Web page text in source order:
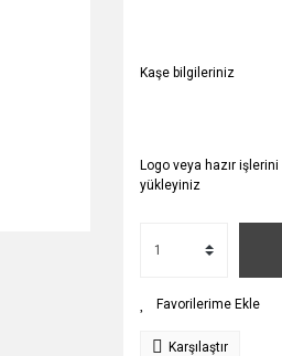
Kaşe bilgileriniz
Logo veya hazır işlerini
yükleyiniz
Karşılaştır